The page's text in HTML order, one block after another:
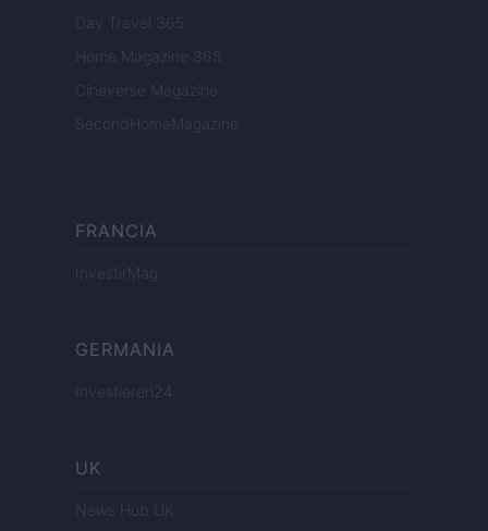
Day Travel 365
Home Magazine 365
Cineverse Magazine
SecondHomeMagazine
FRANCIA
InvestirMag
GERMANIA
Investieren24
UK
News Hub UK